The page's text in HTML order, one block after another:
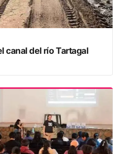
canal del río Tartagal